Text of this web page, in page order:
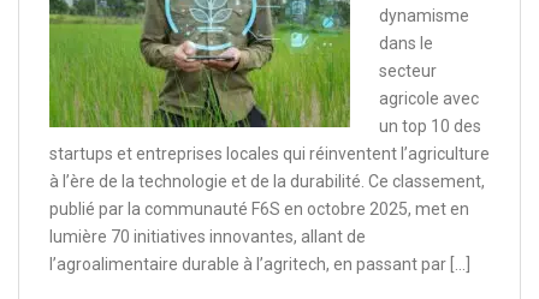
dynamisme
dans le
secteur
agricole avec
un top 10 des
startups et entreprises locales qui réinventent l’agriculture
à l’ère de la technologie et de la durabilité. Ce classement,
publié par la communauté F6S en octobre 2025, met en
lumière 70 initiatives innovantes, allant de
l’agroalimentaire durable à l’agritech, en passant par […]